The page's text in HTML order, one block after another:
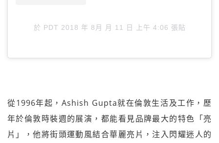
於 PDT 2018 年 8月 月 11 日 上午 4:06 張貼
從1996年起，Ashish Gupta就在倫敦生活及工作，歷
年於倫敦時裝週的展演，都能看見品牌最大的特色「亮
片」，他將街頭運動風結合華麗亮片，注入閃耀迷人的